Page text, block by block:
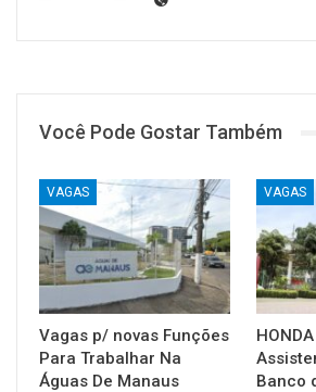
Você Pode Gostar Também
VAGAS
Vagas p/ novas Funções
Para Trabalhar Na
Águas De Manaus
VAGAS
Banco